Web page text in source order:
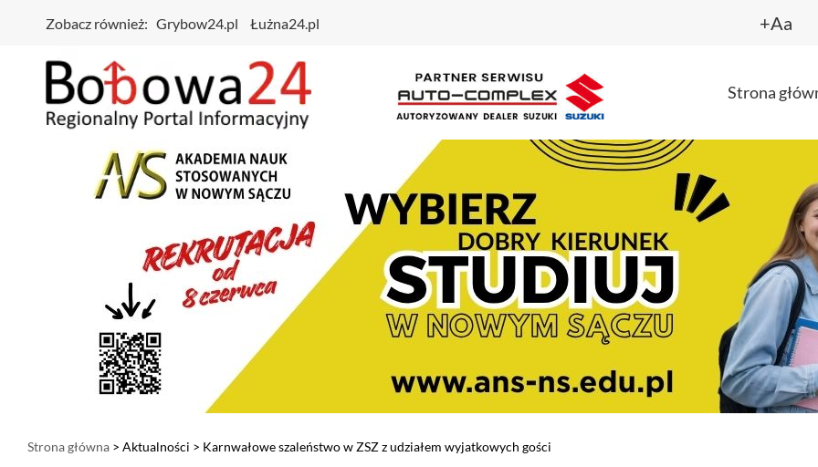
Zobacz również: Grybow24.pl Łużna24.pl +Aa
Strona
Strona główna > Aktualności > Karnwałowe szaleństwo w ZSZ z udziałem wyjatkowych gości